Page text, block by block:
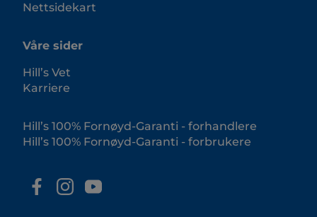
Nettsidekart
Våre sider
Hill’s Vet
Karriere
Hill’s 100% Fornøyd-Garanti - forhandlere
Hill’s 100% Fornøyd-Garanti - forbrukere